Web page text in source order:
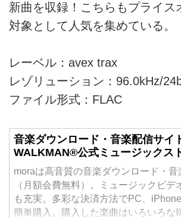
新曲を収録！こちらもプライス
対象として人気を集めている。
レーベル：avex trax
レゾリューション：96.0kHz/
ファイル形式：FLAC
音楽ダウンロード・音楽配信サ
WALKMAN®公式ミュージックス
moraは高音質の音楽ダウンロード・音
（月額会費無料）。ミュージックビデ
も充実。多彩な決済方法でPC、
簡単購入。購入した楽曲はいろいろな